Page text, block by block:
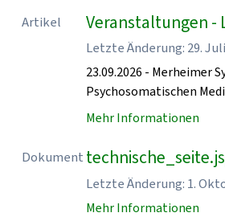
Artikel Veranstaltungen -
Letzte Änderung: 29.
23.09.2026 - Merheimer
Psychosomatischen
Mehr Informationen
Dokument
Letzte Änderung: 1.
Mehr Informationen